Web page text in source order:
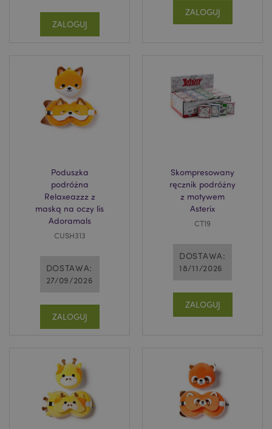
ZALOGUJ
ZALOGUJ
Poduszka
podróżna
Relaxeazzz z
maską na oczy lis
Adoramals
CUSH313
DOSTAWA:
27/09/2026
ZALOGUJ
Skompresowany
ręcznik podróżny
z motywem
Asterix
CT19
DOSTAWA:
18/11/2026
ZALOGUJ